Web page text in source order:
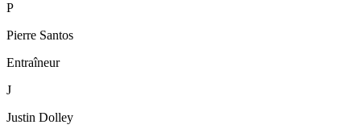
P
Pierre Santos
Entraîneur
J
Justin Dolley